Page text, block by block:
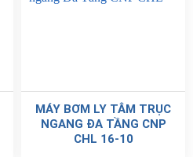
MÁY BƠM LY TÂM TRỤC
NGANG ĐA TẦNG CNP
CHL 16-10